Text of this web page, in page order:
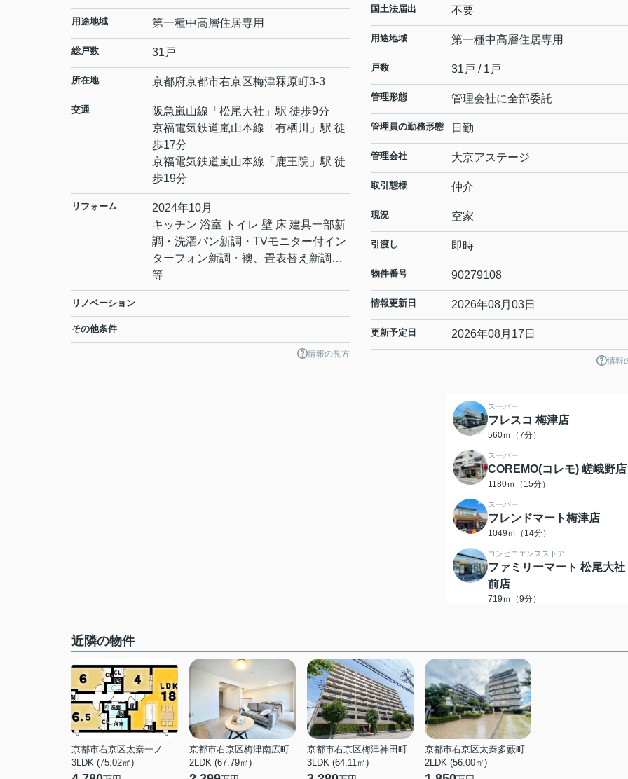
用途地域 第一種中高層住居専用
総戸数 31戸
所在地 京都府京都市右京区梅津罧原町3-3
交通 阪急嵐山線 「 松尾大社 」駅 徒歩9分
京福電気鉄道嵐山本線 「 有栖川
」駅 徒
歩17分
京福電気鉄道嵐山本線 「 鹿王院 」駅 徒
歩19分
リフォーム
2024年10月
キッチン 浴室 トイレ 壁 床 建具一部新
調・洗濯パン新調・TVモニター付イン
ターフォン新調・襖、畳表替え新調…
等
リノベーション
その他条件
情報の見方
国土法届出 不要
用途地域 第一種中高層住居専用
戸数 31戸 / 1戸
管理形態 管理会社に全部委託
管理員の勤務形態 日勤
管理会社 大京アステージ
取引態様 仲介
現況 空家
引渡し 即時
物件番号 90279108
情報更新日 2026年08月03日
更新予定日 2026年08月17日
情報
スーパー
フレスコ 梅津店
560ｍ（7分）
スーパー
COREMO(コレモ) 嵯峨野店
1180ｍ（15分）
スーパー
フレンドマート梅津店
1049ｍ（14分）
コンビニエンスストア
ファミリーマート 松尾大社
前店
719ｍ（9分）
ドラッグストア
ディスカウントドラッグ コ
スモス 梅津店
830ｍ（11分）
ドラッグストア
スギドラッグ 梅津店
近隣の物件
京都市右京区太秦一ノ井町
3LDK (75.02㎡)
京都市右京区梅津南広町
2LDK (67.79㎡)
京都市右京区梅津神田町
3LDK (64.11㎡)
京都市右京区太秦多藪町
2LDK (56.00㎡)